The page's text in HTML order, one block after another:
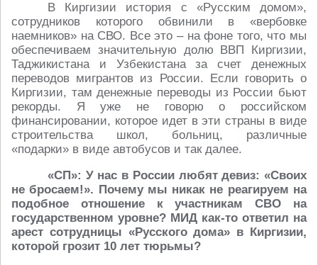
В Киргизии история с «Русским домом»,
сотрудников которого обвинили в «вербовке
наемников» на СВО. Все это – на фоне того, что мы
обеспечиваем значительную долю ВВП Киргизии,
Таджикистана и Узбекистана за счет денежных
переводов мигрантов из России. Если говорить о
Киргизии, там денежные переводы из России бьют
рекорды. Я уже не говорю о российском
финансировании, которое идет в эти страны в виде
строительства школ, больниц, различные
«подарки» в виде автобусов и так далее.
«СП»: У нас в России любят девиз: «Своих
не бросаем!». Почему мы никак не реагируем на
подобное отношение к участникам СВО на
государственном уровне? МИД как-то ответил на
арест сотрудницы «Русского дома» в Киргизии,
которой грозит 10 лет тюрьмы?